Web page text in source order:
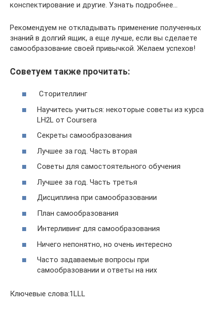
конспектирование и другие. Узнать подробнее…
Рекомендуем не откладывать применение полученных
знаний в долгий ящик, а еще лучше, если вы сделаете
самообразование своей привычкой. Желаем успехов!
Советуем также прочитать:
Сторителлинг
Научитесь учиться: некоторые советы из курса
LH2L от Coursera
Секреты самообразования
Лучшее за год. Часть вторая
Советы для самостоятельного обучения
Лучшее за год. Часть третья
Дисциплина при самообразовании
План самообразования
Интерливинг для самообразования
Ничего непонятно, но очень интересно
Часто задаваемые вопросы при
самообразовании и ответы на них
Ключевые слова:1LLL